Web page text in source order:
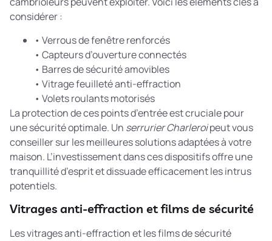
considérer :
• Verrous de fenêtre renforcés
• Capteurs d’ouverture connectés
• Barres de sécurité amovibles
• Vitrage feuilleté anti-effraction
• Volets roulants motorisés
La protection de ces points d’entrée est cruciale pour
une sécurité optimale. Un serrurier Charleroipeut vous
conseiller sur les meilleures solutions adaptées à votre
maison. L’investissement dans ces dispositifs offre une
tranquillité d’esprit et dissuade efficacement les intrus
potentiels.
Vitrages anti-effraction et films de sécurité
Les vitrages anti-effraction et les films de sécurité